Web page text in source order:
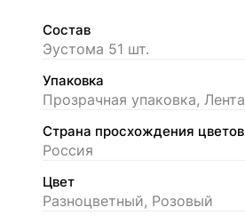
Состав
Эустома 51 шт.
Упаковка
Прозрачная упаковка, Лента
Страна просхождения цветов
Россия
Цвет
Разноцветный, Розовый